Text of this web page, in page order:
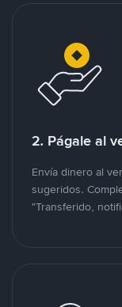
2. Págale al
Envía dinero al
sugeridos.
"Transferido,